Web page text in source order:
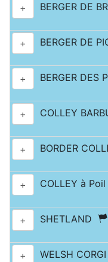
+ BERGER DE
+ BERGER DE
+ BERGER DES
+ COLLEY
+ BORDER
+ COLLEY à
+ SHETLAND
+ WELSH